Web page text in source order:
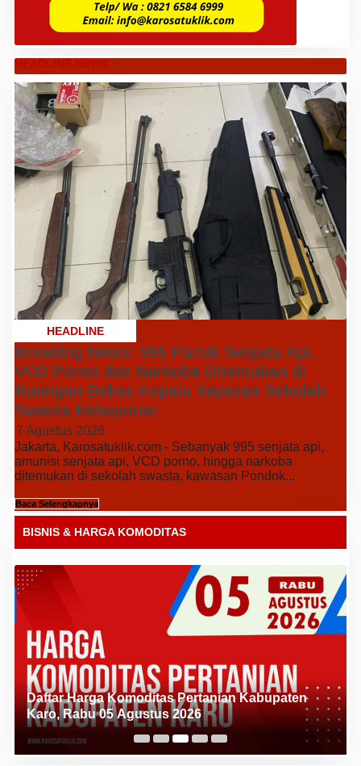
HEADLINE NEWS
HEADLINE
Breaking News: 995 Pucuk Senjata Api,
VCD Porno dan Narkoba Ditemukan di
Ruangan Bekas Kepala Yayasan Sekolah
Swasta Kebayoran
7 Agustus 2026
Jakarta, Karosatuklik.com - Sebanyak 995 senjata api,
amunisi senjata api, VCD porno, hingga narkoba
ditemukan di sekolah swasta, kawasan Pondok...
Baca Selengkapnya
BISNIS & HARGA KOMODITAS
Daftar Harga Komoditas Pertanian Kabupaten
Karo, Rabu 05 Agustus 2026